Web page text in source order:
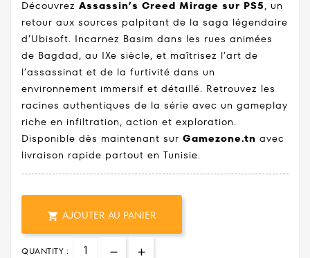
Découvrez Assassin’s Creed Mirage sur PS5, un
retour aux sources palpitant de la saga légendaire
d’Ubisoft. Incarnez Basim dans les rues animées
de Bagdad, au IXe siècle, et maîtrisez l’art de
l’assassinat et de la furtivité dans un
environnement immersif et détaillé. Retrouvez les
racines authentiques de la série avec un gameplay
riche en infiltration, action et exploration.
Disponible dès maintenant sur Gamezone.tn avec
livraison rapide partout en Tunisie.
 AJOUTER AU PANIER
QUANTITY :